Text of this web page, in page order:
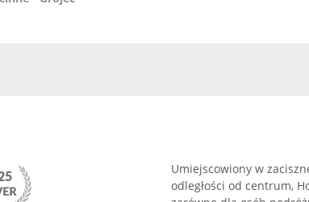
Umiejscowiony w
odległości od centrum,